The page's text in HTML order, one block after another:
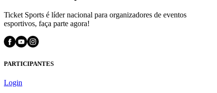
Ticket Sports é líder nacional para organizadores de eventos
esportivos, faça parte agora!
PARTICIPANTES
Login